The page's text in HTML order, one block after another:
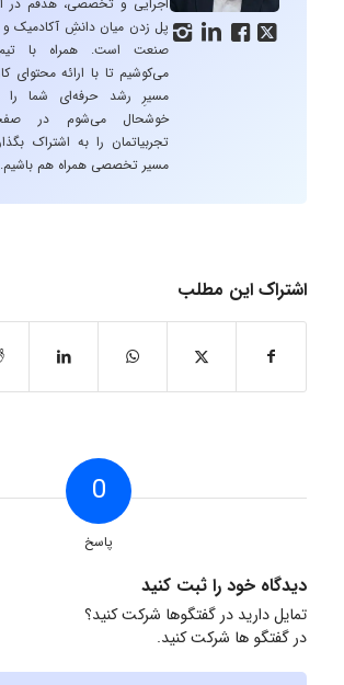
   
پل زدن میان دانشِ آکادمیک و
صنعت است. همراه با
می‌کوشیم تا با ارائه محتوای
مسیرِ رشد حرفه‌ای شما را
خوشحال می‌شوم در
تجربیاتمان را به اشتراک
مسیر تخصصی همراه هم باشیم.
اشتراک این مطلب
0
پاسخ
دیدگاه خود را ثبت کنید
تمایل دارید در گفتگوها شرکت کنید؟
در گفتگو ها شرکت کنید.